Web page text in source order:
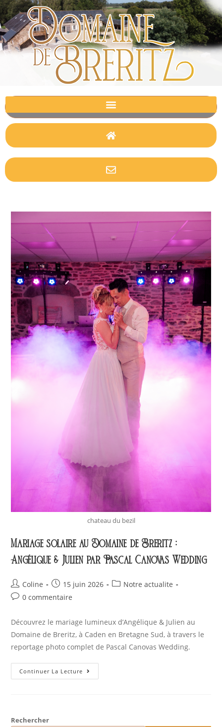
chateau du bezil
Mariage solaire au Domaine de Breritz :
Angélique & Julien par Pascal Canovas Wedding
Coline 15 juin 2026
Notre actualite
0 commentaire
Découvrez le mariage lumineux d’Angélique & Julien au
Domaine de Breritz, à Caden en Bretagne Sud, à travers le
reportage photo complet de Pascal Canovas Wedding.
Continuer La Lecture
Rechercher